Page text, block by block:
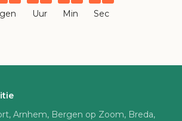
Uur Min Sec
Arnhem, Bergen op Zoom, Breda,